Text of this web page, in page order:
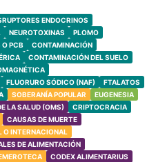
ENDOCRINOS
NEUROTOXINAS
PLOMO
O PCB
CONTAMINACIÓN
CONTAMINACIÓN DEL SUELO
FLUORURO SÓDICO (NAF)
FTALATOS
SOBERANÍA POPULAR
EUGENESIA
LA SALUD (OMS)
CRIPTOCRACIA
CAUSAS DE MUERTE
O INTERNACIONAL
DE ALIMENTACIÓN
CODEX ALIMENTARIUS